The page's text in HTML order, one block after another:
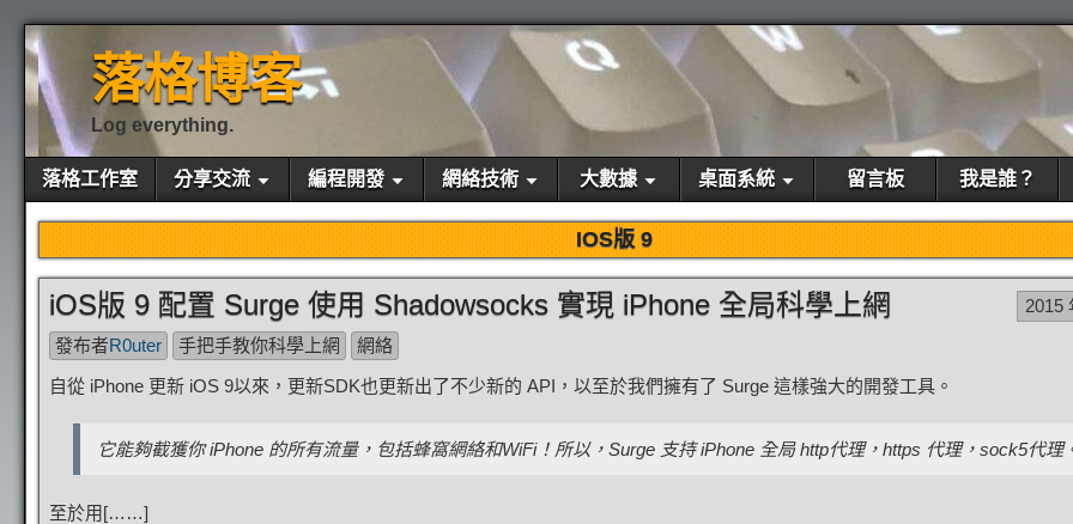
落格博客
Log everything.
落格工作室 分享交流 編程開發 網絡技術 大數據 桌面系統 留言板 我是誰？
IOS版 9
iOS版 9 配置 Surge 使用 Shadowsocks 實現 iPhone 全局科學上網
2015
發布者R0uter 手把手教你科學上網
網絡
自從 iPhone 更新 iOS 9以來，更新SDK也更新出了不少新的 API，以至於我們擁有了 Surge 這樣強大的開發工具。
它能夠截獲你 iPhone 的所有流量，包括蜂窩網絡和WiFi！所以，Surge 支持 iPhone 全局 http代理，https 代理，sock5代理
至於用[……]